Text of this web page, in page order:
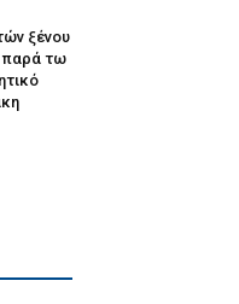
ξένου
παρά τω